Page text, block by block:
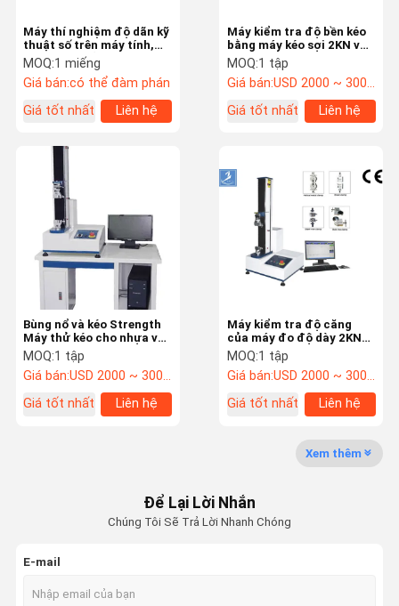
Nhà Sản Phẩm
Chuyến
Tham Quan
Kiểm Soát
Chất Lượng
Liên Hệ Với
Tin Tức
Nhiệt độ Độ ẩm Kiểm tra Phòng
Máy kiểm tra độ bền kéo
bằng máy kéo sợi 2KN với
màn hình vi tính
MOQ:1 tập
Giá bán:USD 2000 ~ 3000/set
Giá tốt nhất
Liên hệ
Máy thí nghiệm độ dãn kỹ
thuật số trên máy tính,
máy ép độ dẻo CE
MOQ:1 miếng
Giá bán:có thể đàm phán
Giá tốt nhất
Liên hệ
Máy kiểm tra độ căng
của máy đo độ dày 2KN
với màn hình vi tính
MOQ:1 tập
Giá bán:USD 2000 ~ 3000/set
Giá tốt nhất
Liên hệ
Bùng nổ và kéo Strength
Máy thử kéo cho nhựa và
cao su nghiệm
MOQ:1 tập
Giá bán:USD 2000 ~ 3000/set
Giá tốt nhất
Liên hệ
Xem thêm
Để Lại Lời Nhắn
Chúng Tôi Sẽ Trả Lời Nhanh Chóng
E-mail